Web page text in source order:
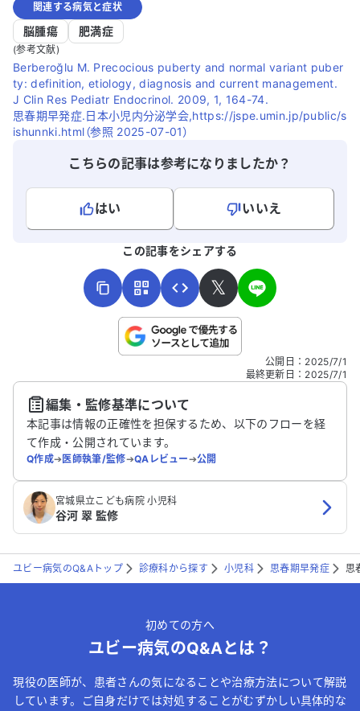
関連する病気と症状
脳腫瘍 肥満症
(参考文献)
Berberoğlu M. Precocious puberty and normal variant puber
ty: definition, etiology, diagnosis and current management.
J Clin Res Pediatr Endocrinol. 2009, 1, 164-74.
思春期早発症.日本小児内分泌学会,https://jspe.umin.jp/public/s
ishunnki.html（参照 2025-07-01）
こちらの記事は参考になりましたか？
はい
いいえ
こちらは送信専用のフォームです。氏名やご自身の病気の詳細な
送信する
この記事をシェアする
𝕏
公開日 ： 2025/7/1
最終更新日 ： 2025/7/1
編集・監修基準について
本記事は情報の正確性を担保するため、以下のフローを経
て作成・公開されています。
Q作成➔医師執筆/監修➔QAレビュー➔公開
宮城県立こども病院 小児科
谷河 翠 監修
ユビー病気のQ&Aトップ 診療科から探す 小児科 思春期早発症 思
初めての方へ
ユビー病気のQ&Aとは？
現役の医師が、患者さんの気になることや治療方法について解説
しています。ご自身だけでは対処することがむずかしい具体的な